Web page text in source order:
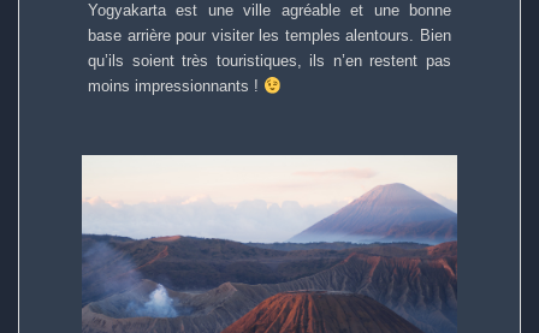
Yogyakarta est une ville agréable et une bonne
base arrière pour visiter les temples alentours. Bien
qu’ils soient très touristiques, ils n’en restent pas
moins impressionnants !